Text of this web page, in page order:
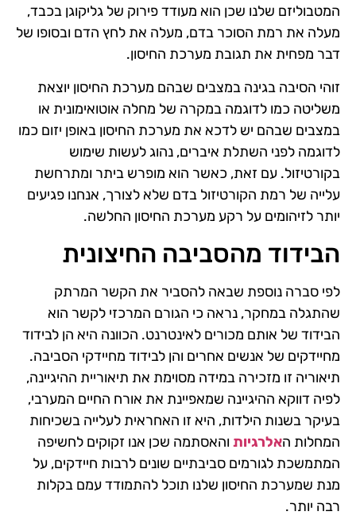
המטבוליזם שלנו שכן הוא מעודד פירוק של גליקוגן בכבד,
מעלה את רמת הסוכר בדם, מעלה את לחץ הדם ובסופו של
דבר מפחית את תגובת מערכת החיסון.
זוהי הסיבה בגינה במצבים שבהם מערכת החיסון יוצאת
משליטה כמו לדוגמה במקרה של מחלה אוטואימונית או
במצבים שבהם יש לדכא את מערכת החיסון באופן יזום כמו
לדוגמה לפני השתלת איברים, נהוג לעשות שימוש
בקורטיזול. עם זאת, כאשר הוא מופרש ביתר ומתרחשת
עלייה של רמת הקורטיזול בדם שלא לצורך, אנחנו פגיעים
יותר לזיהומים על רקע מערכת החיסון החלשה.
הבידוד מהסביבה החיצונית
לפי סברה נוספת שבאה להסביר את הקשר המרתק
שהתגלה במחקר, נראה כי הגורם המרכזי לקשר הוא
הבידוד של אותם מכורים לאינטרנט. הכוונה היא הן לבידוד
מחיידקים של אנשים אחרים והן לבידוד מחיידקי הסביבה.
תיאוריה זו מזכירה במידה מסוימת את תיאוריית ההיגיינה,
לפיה דווקא ההיגיינה שמאפיינת את אורח החיים המערבי,
בעיקר בשנות הילדות, היא זו האחראית לעלייה בשכיחות
המחלות האלרגיות והאסתמה שכן אנו זקוקים לחשיפה
המתמשכת לגורמים סביבתיים שונים לרבות חיידקים, על
מנת שמערכת החיסון שלנו תוכל להתמודד עמם בקלות
רבה יותר.